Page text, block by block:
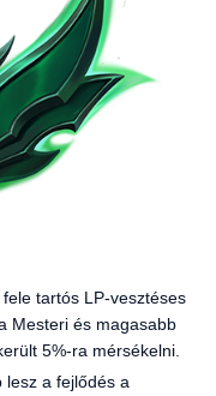
tartós LP-vesztéses
Mesteri és magasabb
5%-ra mérsékelni.
lesz a fejlődés a